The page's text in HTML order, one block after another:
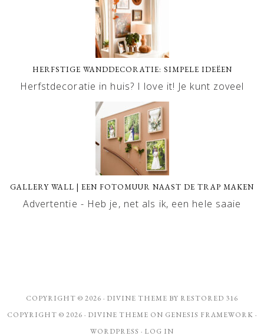
HERFSTIGE WANDDECORATIE: SIMPELE IDEËEN
Herfstdecoratie in huis? I love it! Je kunt zoveel
GALLERY WALL | EEN FOTOMUUR NAAST DE TRAP MAKEN
Advertentie - Heb je, net als ik, een hele saaie
COPYRIGHT © 2026 · DIVINE THEME BY RESTORED 316
COPYRIGHT © 2026 · DIVINE THEME ON GENESIS FRAMEWORK ·
WORDPRESS · LOG IN